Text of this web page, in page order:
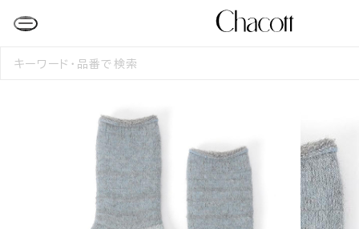
検